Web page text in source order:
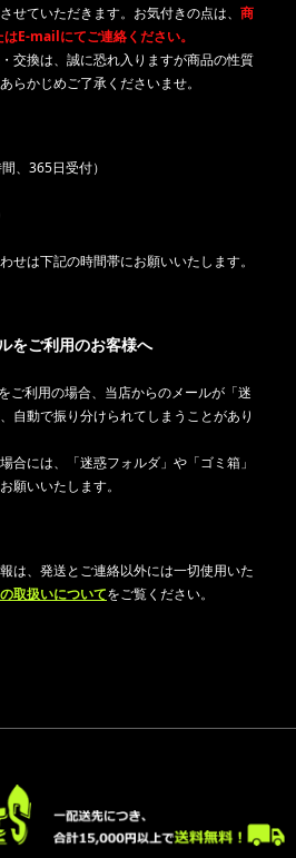
ていただきます。お気付きの点は、 商
E-mailにてご連絡ください。
交換は、誠に恐れ入りますが商品の性質
らかじめご了承くださいませ。
、365日受付）
せは下記の時間帯にお願いいたします。
をご利用のお客様へ
ご利用の場合、当店からのメールが「迷
自動で振り分けられてしまうことがあり
合には、「迷惑フォルダ」や「ゴミ箱」
願いいたします。
は、発送とご連絡以外には一切使用いた
取扱いについてをご覧ください。